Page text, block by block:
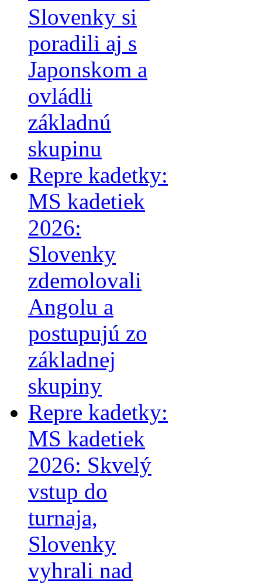
Slovenky si
poradili aj s
Japonskom a
ovládli
základnú
skupinu
Repre kadetky:
MS kadetiek
2026:
Slovenky
zdemolovali
Angolu a
postupujú zo
základnej
skupiny
Repre kadetky:
MS kadetiek
2026: Skvelý
vstup do
turnaja,
Slovenky
vyhrali nad